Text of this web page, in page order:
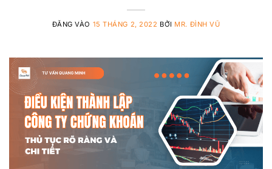
ĐĂNG VÀO 15 THÁNG 2, 2022 BỞI MR. ĐÌNH VŨ